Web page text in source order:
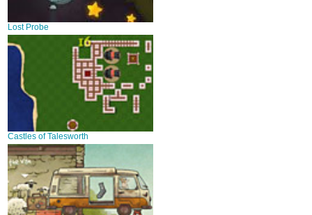
Lost Probe
Castles of Talesworth